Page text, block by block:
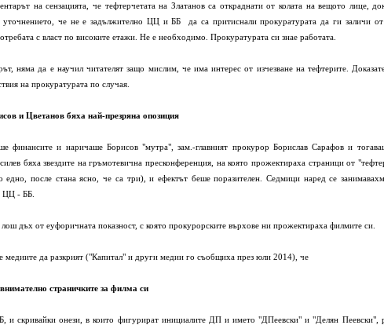
на сензацията, че тефтерчетата на Златанов са откраднати от колата на вещото лице,
уточнението, че не е задължително ЦЦ и ББ да са притиснали прокуратурата да ги заличи
с власт по високите етажи. Не е необходимо. Прокуратурата си знае работата.
няма да е научил читателят защо мислим, че има интерес от изчезване на тефтерите.
на прокуратурата по случая.
и Цветанов бяха най-презряна опозиция
финансите и наричаше Борисов "мутра", зам.-главният прокурор Борислав Сарафов и
бяха звездите на гръмотевична пресконференция, на която прожектираха страници от
едно, после стана ясно, че са три), и ефектът беше поразителен. Седмици наред се
ЦЦ - ББ.
дъх от еуфоричната показност, с която прокурорските върхове ни прожектираха филмите си.
медиите да разкрият ("Капитал" и други медии го съобщиха през юли 2014), че
страничките за филма си
скривайки онези, в които фигурират инициалите ДП и името "ДПеевски" и "Делян Пеевски",